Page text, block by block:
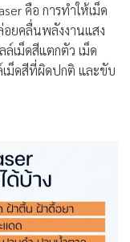
คือ การทำให้เม็ด
อยคลื่นพลังงานแสง
ล์เม็ดสีแตกตัว เม็ด
เม็ดสีที่ผิดปกติ และขับ